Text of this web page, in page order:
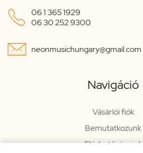
 06 1 365 1929
06 30 252 9300
 neonmusichungary@gmail.com
Navigáció
Vásárlói fiók
Bemutatkozunk
Elérhetőségeink